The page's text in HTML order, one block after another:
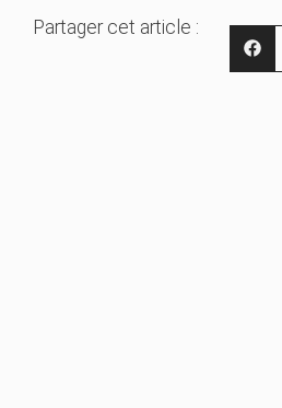
Partager cet article :